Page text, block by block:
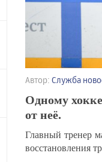
Автор: Служба
Одному
от неё.
Главный тренер
восстановления